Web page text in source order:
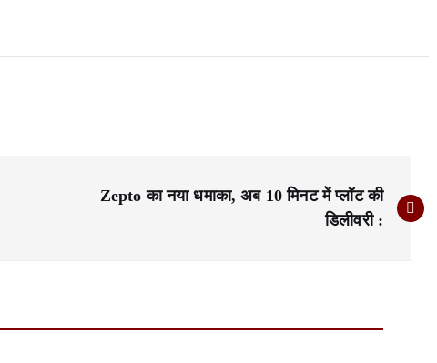
Zepto का नया धमाका, अब 10 मिनट में प्लॉट की
डिलीवरी :